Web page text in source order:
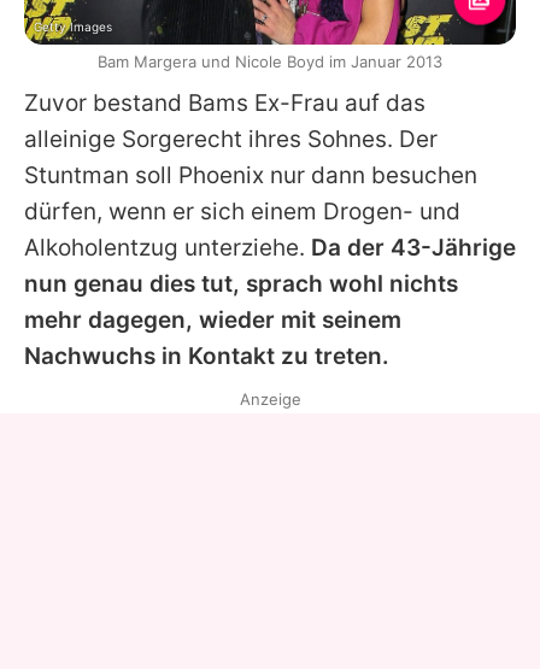
Zuvor bestand Bams Ex-Frau auf das
alleinige Sorgerecht ihres Sohnes. Der
Stuntman soll Phoenix nur dann besuchen
dürfen, wenn er sich einem Drogen- und
Alkoholentzug unterziehe. Da der 43-Jährige
nun genau dies tut, sprach wohl nichts
mehr dagegen, wieder mit seinem
Nachwuchs in Kontakt zu treten.
Getty Images
Bam Margera und Nicole Boyd im Januar 2013
Anzeige